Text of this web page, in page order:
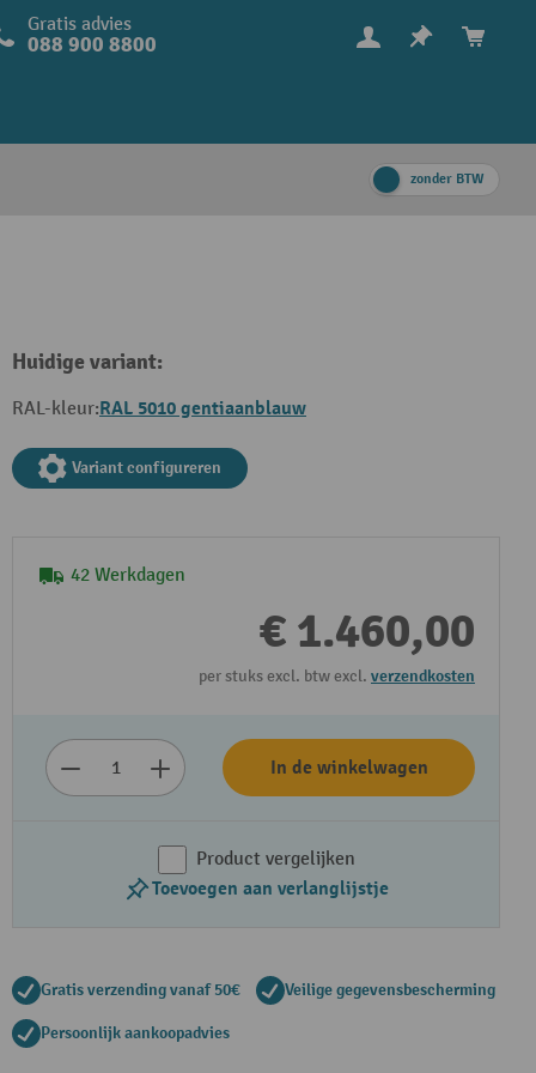
Gratis advies
088 900 8800
zonder BTW
Huidige variant:
RAL-kleur:RAL 5010 gentiaanblauw
Variant configureren
42 Werkdagen
€ 1.460,00
per stuks excl. btw excl. verzendkosten
In de winkelwagen
Product vergelijken
Toevoegen aan verlanglijstje
Gratis verzending vanaf 50€ Veilige gegevensbescherming
Persoonlijk aankoopadvies